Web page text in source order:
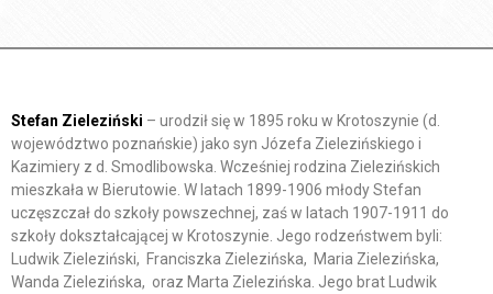
Stefan Zieleziński – urodził się w 1895 roku w Krotoszynie (d.
województwo poznańskie) jako syn Józefa Zielezińskiego i
Kazimiery z d. Smodlibowska. Wcześniej rodzina Zielezińskich
mieszkała w Bierutowie. W latach 1899-1906 młody Stefan
uczęszczał do szkoły powszechnej, zaś w latach 1907-1911 do
szkoły dokształcającej w Krotoszynie. Jego rodzeństwem byli:
Ludwik Zieleziński, Franciszka Zielezińska, Maria Zielezińska,
Wanda Zielezińska, oraz Marta Zielezińska. Jego brat Ludwik